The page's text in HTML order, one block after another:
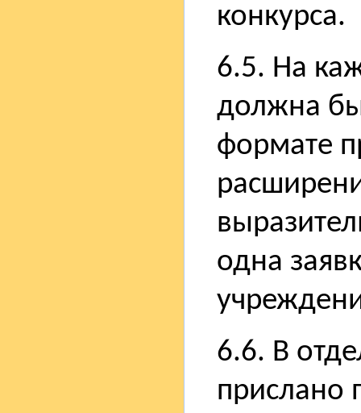
конкурса.
6.5. На
должна
формате
одна
6.6. В
прислано